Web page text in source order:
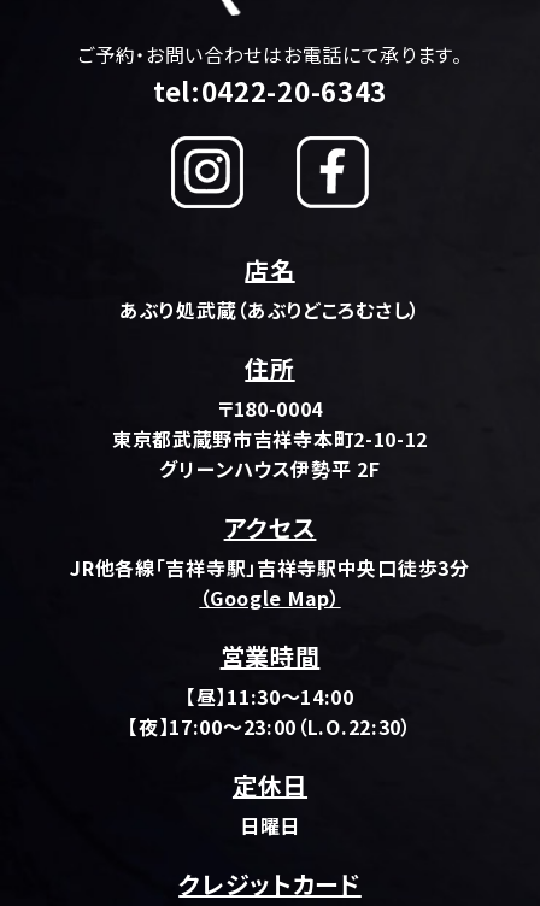
ご予約・お問い合わせはお電話にて承ります。
tel:0422-20-6343
店名
あぶり処武蔵（あぶりどころむさし）
住所
〒180-0004
東京都武蔵野市吉祥寺本町2-10-12
グリーンハウス伊勢平 2F
アクセス
JR他各線「吉祥寺駅」吉祥寺駅中央口徒歩3分
（Google Map）
営業時間
【昼】11:30～14:00
【夜】17:00～23:00（L.O.22:30）
定休日
日曜日
クレジットカード